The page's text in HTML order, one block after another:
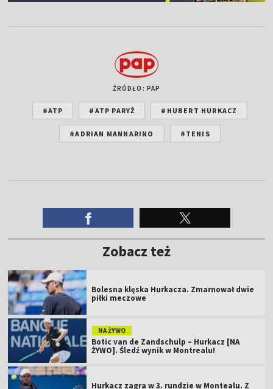
ŹRÓDŁO: PAP
#ATP #ATP PARYŻ #HUBERT HURKACZ
#ADRIAN MANNARINO #TENIS
Zobacz też
Bolesna klęska Hurkacza. Zmarnował dwie
piłki meczowe
NA ŻYWO
Botic van de Zandschulp – Hurkacz [NA
ŻYWO]. Śledź wynik w Montrealu!
Hurkacz zagra w 3. rundzie w Montealu. Z